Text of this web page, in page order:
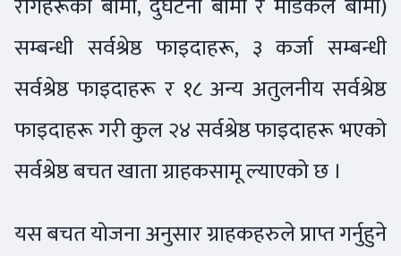
सम्बन्धी सर्वश्रेष्ठ फाइदाहरू, ३ कर्जा सम्बन्धी
सर्वश्रेष्ठ फाइदाहरू र १८ अन्य अतुलनीय सर्वश्रेष्ठ
फाइदाहरू गरी कुल २४ सर्वश्रेष्ठ फाइदाहरू भएको
सर्वश्रेष्ठ बचत खाता ग्राहकसामू ल्याएको छ ।
यस बचत योजना अनुसार ग्राहकहरुले प्राप्त गर्नुहुने